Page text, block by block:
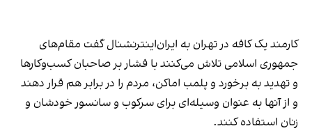
کارمند یک کافه در تهران به ایران‌اینترنشنال گفت مقام‌های
جمهوری اسلامی تلاش می‌کنند با فشار بر صاحبان کسب‌وکارها
و تهدید به برخورد و پلمب اماکن، مردم را در برابر هم قرار دهند
و از آنها به عنوان وسیله‌ای برای سرکوب و سانسور خودشان و
زنان استفاده کنند.